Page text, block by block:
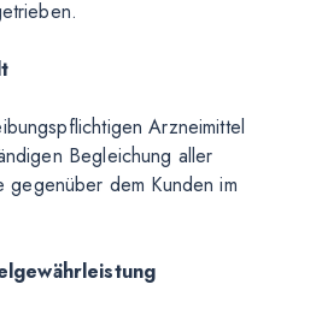
Arzneimittel
Begleichung aller
dem Kunden im